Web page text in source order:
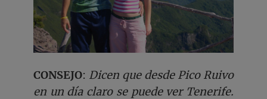
CONSEJO: Dicen que desde Pico Ruivo
en un día claro se puede ver Tenerife.